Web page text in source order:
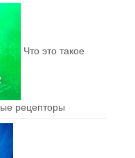
Что это такое
рецепторы